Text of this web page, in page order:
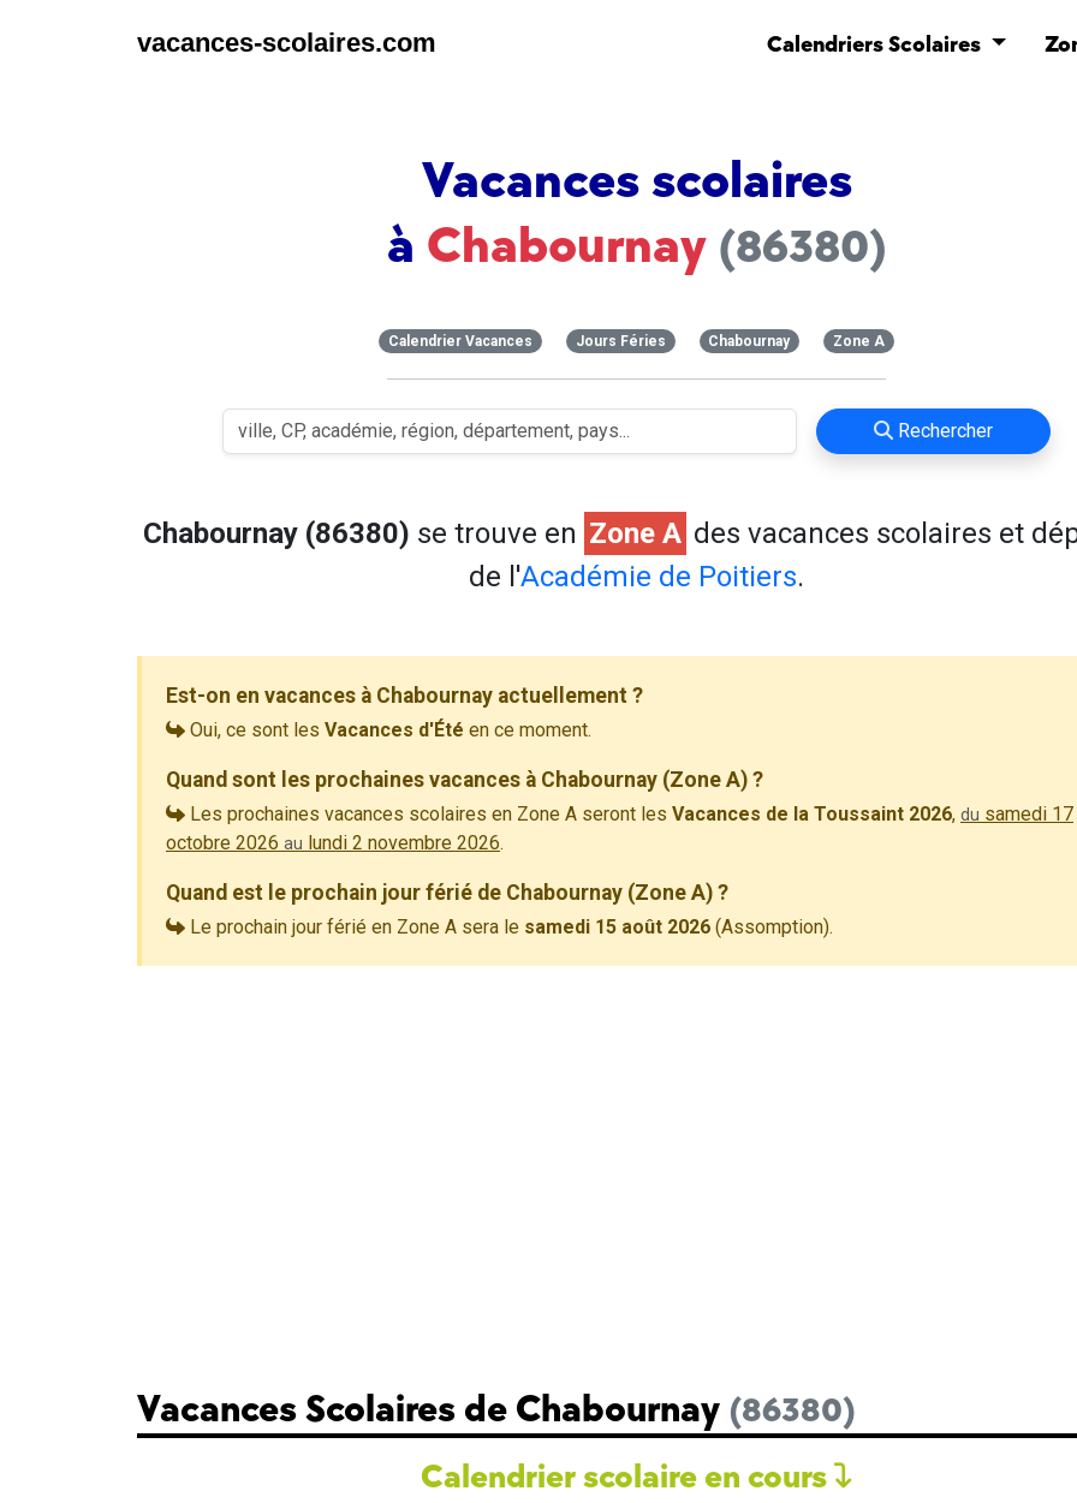
vacances-scolaires.com Calendriers Scolaires
Vacances scolaires
à Chabournay (86380)
Calendrier Vacances Jours Féries Chabournay Zone A
Rechercher
Chabournay (86380) se trouve en Zone A des vacances scolaires et
de l'Académie de Poitiers.
Est-on en vacances à Chabournay actuellement ?
Oui, ce sont les Vacances d'Été en ce moment.
Quand sont les prochaines vacances à Chabournay (Zone A) ?
Les prochaines vacances scolaires en Zone A seront les Vacances de la Toussaint 2026, du samedi 17
octobre 2026 au lundi 2 novembre 2026.
Quand est le prochain jour férié de Chabournay (Zone A) ?
Le prochain jour férié en Zone A sera le samedi 15 août 2026 (Assomption).
Vacances Scolaires de Chabournay (86380)
Calendrier scolaire en cours